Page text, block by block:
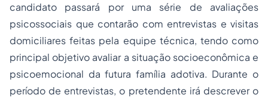
candidato passará por uma série de avaliações
psicossociais que contarão com entrevistas e visitas
domiciliares feitas pela equipe técnica, tendo como
principal objetivo avaliar a situação socioeconômica e
psicoemocional da futura família adotiva. Durante o
período de entrevistas, o pretendente irá descrever o